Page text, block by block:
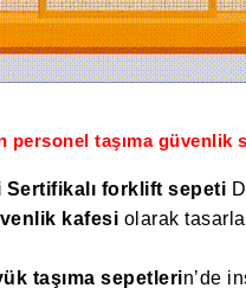
personel taşıma güvenlik
Sertifikalı forklift sepeti
kafesi olarak
taşıma sepetlerin’de